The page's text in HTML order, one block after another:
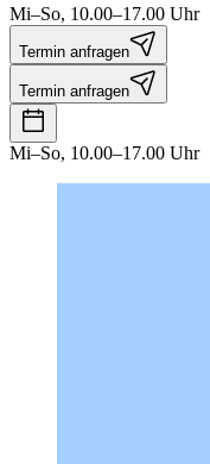
Mi–So, 10.00–17.00 Uhr
Termin anfragen
Termin anfragen
Mi–So, 10.00–17.00 Uhr